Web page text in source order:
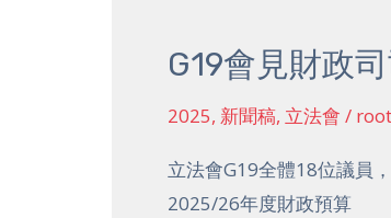
會
政
長
G19會見財政
2025, 新聞稿, 立法會 / root
立法會G19全體18位議員
2025/26年度財政預算
G19
見
財
政